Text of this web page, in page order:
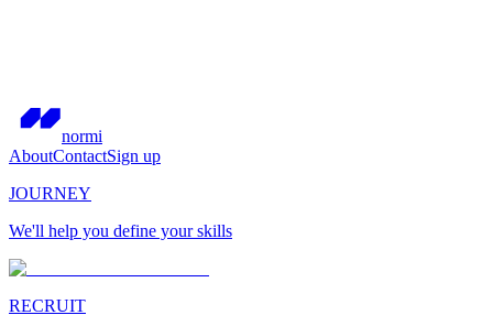
normi
AboutContactSign up
JOURNEY
We'll help you define your skills
RECRUIT